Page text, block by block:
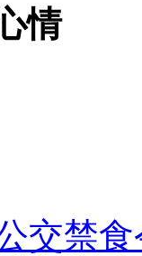
将其击毙
情
交禁